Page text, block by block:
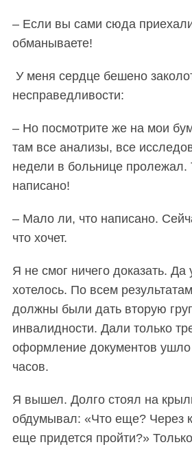
– Если вы сами сюда
обманываете!
У меня сердце бешено
несправедливости:
– Но посмотрите же на мои
там все анализы, все
недели в больнице пролежал.
написано!
– Мало ли, что написано.
что хочет.
Я не смог ничего доказать. Да
хотелось. По всем
должны были дать вторую
инвалидности. Дали только
оформление документов
часов.
Я вышел. Долго стоял на
обдумывал: «Что еще? Через
еще придется пройти?»